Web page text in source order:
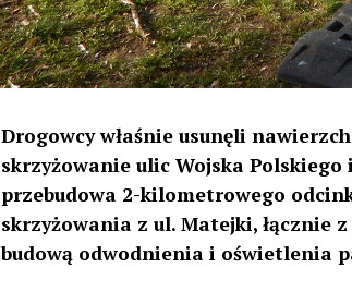
Drogowcy właśnie usunęli
skrzyżowanie ulic Wojska
przebudowa 2-kilometrowego
skrzyżowania z ul. Matejki, łącznie
budową odwodnienia i oświetlenia